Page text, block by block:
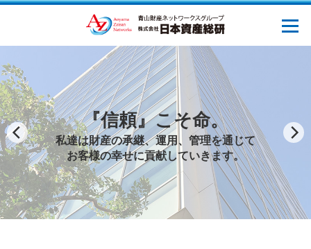
。
を通じて
ます。
『信頼』こそ
私達は財産の承継、運用、
お客様の幸せに貢献して